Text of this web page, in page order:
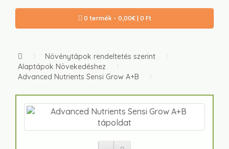
0 termék - 0,00€ | 0 Ft
Növénytápok rendeltetés szerint
Alaptápok Növekedéshez
Advanced Nutrients Sensi Grow A+B